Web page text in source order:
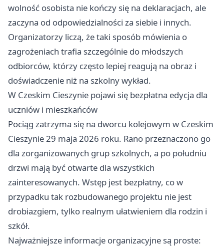
wolność osobista nie kończy się na deklaracjach, ale
zaczyna od odpowiedzialności za siebie i innych.
Organizatorzy liczą, że taki sposób mówienia o
zagrożeniach trafia szczególnie do młodszych
odbiorców, którzy często lepiej reagują na obraz i
doświadczenie niż na szkolny wykład.
W Czeskim Cieszynie pojawi się bezpłatna edycja dla
uczniów i mieszkańców
Pociąg zatrzyma się na dworcu kolejowym w Czeskim
Cieszynie 29 maja 2026 roku. Rano przeznaczono go
dla zorganizowanych grup szkolnych, a po południu
drzwi mają być otwarte dla wszystkich
zainteresowanych. Wstęp jest bezpłatny, co w
przypadku tak rozbudowanego projektu nie jest
drobiazgiem, tylko realnym ułatwieniem dla rodzin i
szkół.
Najważniejsze informacje organizacyjne są proste: